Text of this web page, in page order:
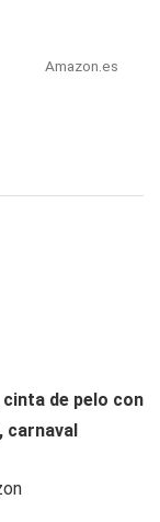
Amazon.es
de pelo con
carnaval